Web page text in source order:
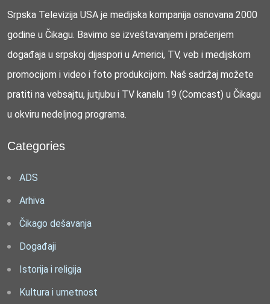
Srpska Televizija USA je medijska kompanija osnovana 2000
godine u Čikagu. Bavimo se izveštavanjem i praćenjem
događaja u srpskoj dijaspori u Americi, TV, veb i medijskom
promocijom i video i foto produkcijom. Naš sadržaj možete
pratiti na vebsajtu, jutjubu i TV kanalu 19 (Comcast) u Čikagu
u okviru nedeljnog programa.
Categories
ADS
Arhiva
Čikago dešavanja
Događaji
Istorija i religija
Kultura i umetnost